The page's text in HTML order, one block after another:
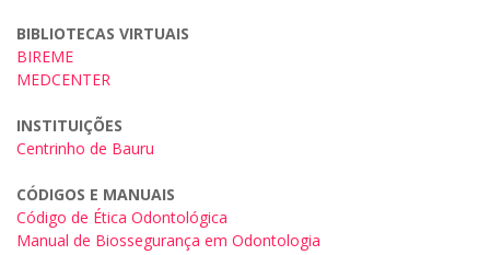
BIBLIOTECAS VIRTUAIS
BIREME
MEDCENTER
INSTITUIÇÕES
Centrinho de Bauru
CÓDIGOS E MANUAIS
Código de Ética Odontológica
Manual de Biossegurança em Odontologia